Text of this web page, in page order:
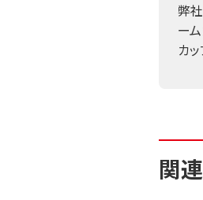
弊
ー
カ
関